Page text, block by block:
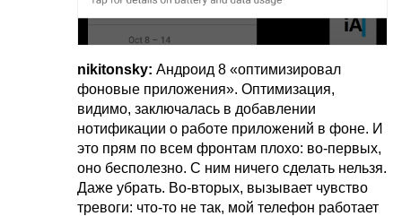
nikitonsky: Андроид 8 «оптимизировал
фоновые приложения». Оптимизация,
видимо, заключалась в добавлении
нотификации о работе приложений в фоне. И
это прям по всем фронтам плохо: во-первых,
оно бесполезно. C ним ничего сделать нельзя.
Даже убрать. Во-вторых, вызывает чувство
тревоги: что-то не так, мой телефон работает